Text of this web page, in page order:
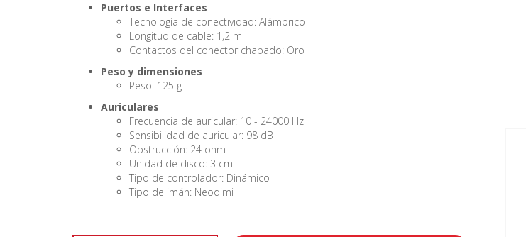
Puertos e Interfaces
Tecnología de conectividad: Alámbrico
Longitud de cable: 1,2 m
Contactos del conector chapado: Oro
Peso y dimensiones
Peso: 125 g
Auriculares
Frecuencia de auricular: 10 - 24000 Hz
Sensibilidad de auricular: 98 dB
Obstrucción: 24 ohm
Unidad de disco: 3 cm
Tipo de controlador: Dinámico
Tipo de imán: Neodimi